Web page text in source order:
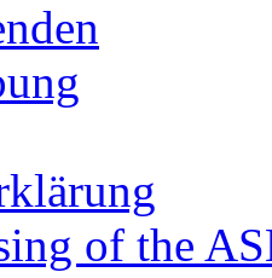
of the